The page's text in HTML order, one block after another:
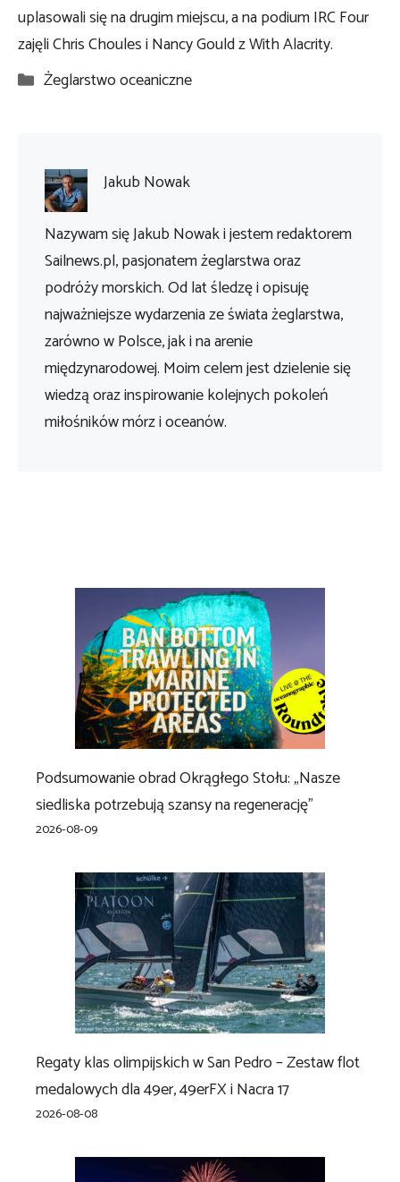
uplasowali się na drugim miejscu, a na podium IRC Four
zajęli Chris Choules i Nancy Gould z With Alacrity.
Kategorie
Żeglarstwo oceaniczne
Jakub Nowak
Nazywam się Jakub Nowak i jestem redaktorem
Sailnews.pl, pasjonatem żeglarstwa oraz
podróży morskich. Od lat śledzę i opisuję
najważniejsze wydarzenia ze świata żeglarstwa,
zarówno w Polsce, jak i na arenie
międzynarodowej. Moim celem jest dzielenie się
wiedzą oraz inspirowanie kolejnych pokoleń
miłośników mórz i oceanów.
Podsumowanie obrad Okrągłego Stołu: „Nasze
siedliska potrzebują szansy na regenerację”
2026-08-09
Regaty klas olimpijskich w San Pedro – Zestaw flot
medalowych dla 49er, 49erFX i Nacra 17
2026-08-08